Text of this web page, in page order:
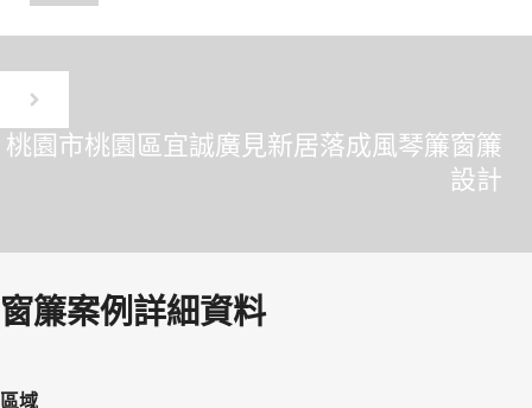
桃園市桃園區宜誠廣見新居落成風琴簾窗簾
設計
窗簾案例詳細資料
區域